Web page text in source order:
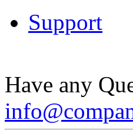
Support
Have any